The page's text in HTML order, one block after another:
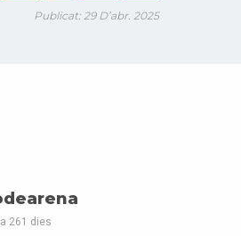
Publicat: 29 D’abr. 2025
261 dies